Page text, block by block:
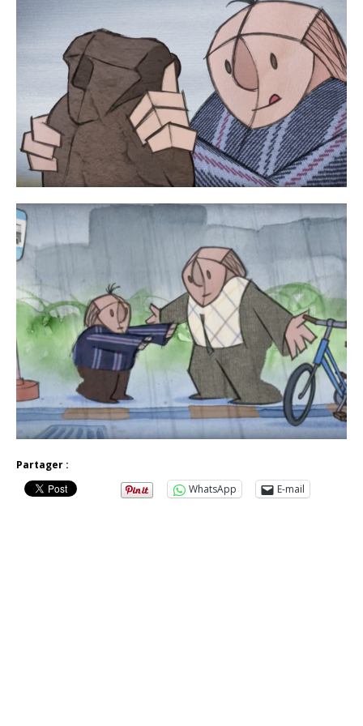
Partager :
WhatsApp
E-mail